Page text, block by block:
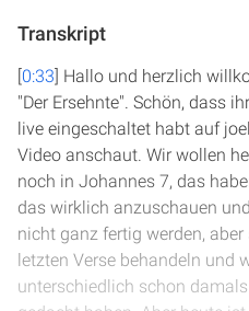
Transkript
[0:33] Hallo und herzlich
"Der Ersehnte". Schön, dass
live eingeschaltet habt auf
Video anschaut. Wir wollen
noch in Johannes 7, das
das wirklich anzuschauen
nicht ganz fertig werden,
letzten Verse behandeln und
unterschiedlich schon